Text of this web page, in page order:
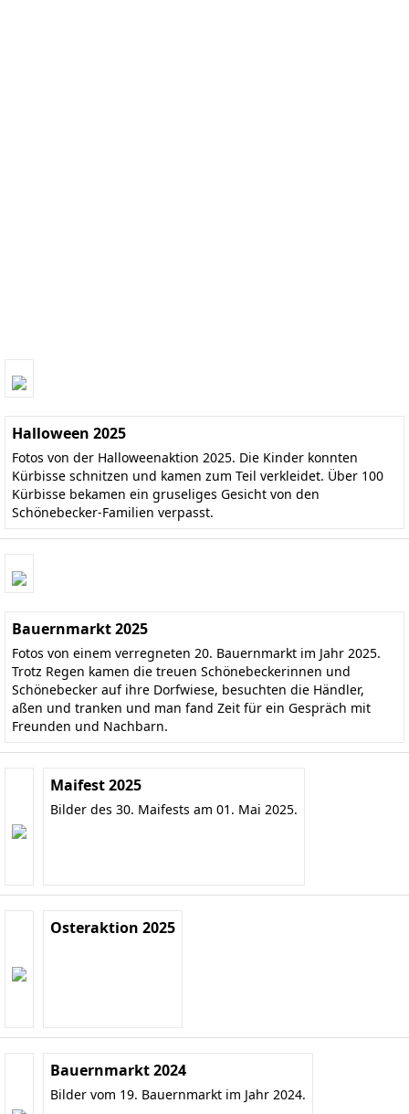
Halloween 2025
Fotos von der Halloweenaktion 2025. Die Kinder konnten
Kürbisse schnitzen und kamen zum Teil verkleidet. Über 100
Kürbisse bekamen ein gruseliges Gesicht von den
Schönebecker-Familien verpasst.
Bauernmarkt 2025
Fotos von einem verregneten 20. Bauernmarkt im Jahr 2025.
Trotz Regen kamen die treuen Schönebeckerinnen und
Schönebecker auf ihre Dorfwiese, besuchten die Händler,
aßen und tranken und man fand Zeit für ein Gespräch mit
Freunden und Nachbarn.
Maifest 2025
Bilder des 30. Maifests am 01. Mai 2025.
Osteraktion 2025
Bauernmarkt 2024
Bilder vom 19. Bauernmarkt im Jahr 2024.